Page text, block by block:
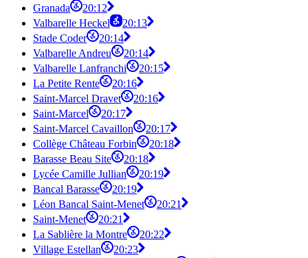
Granada
20:12
Valbarelle Heckel
20:13
Stade Coder
20:14
Valbarelle Andreu
20:14
Valbarelle Lanfranchi
20:15
La Petite Rente
20:16
Saint-Marcel Dravet
20:16
Saint-Marcel
20:17
Saint-Marcel Cavaillon
20:17
Collège Château Forbin
20:18
Barasse Beau Site
20:18
Lycée Camille Jullian
20:19
Bancal Barasse
20:19
Léon Bancal Saint-Menet
20:21
Saint-Menet
20:21
La Sablière la Montre
20:22
Village Estellan
20:23